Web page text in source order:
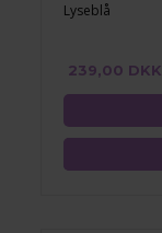
Lyseblå
239,00 DKK